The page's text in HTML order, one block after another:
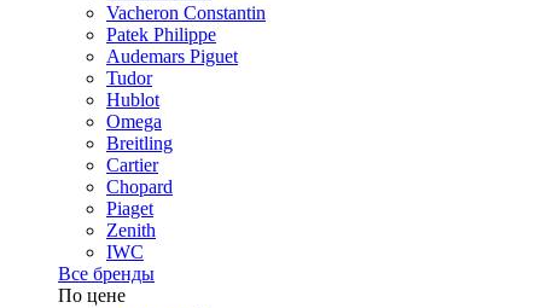
Vacheron Constantin
Patek Philippe
Audemars Piguet
Tudor
Hublot
Omega
Breitling
Cartier
Chopard
Piaget
Zenith
IWC
Все бренды
По цене